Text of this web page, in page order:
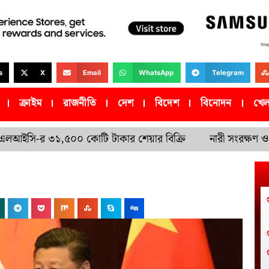
X Email WhatsApp Telegram
ক্রাইম রাজনীতি দেশ বিদেশ বিনোদন
র ৩১,৫০০ কোটি টাকার শেয়ার বিক্রি নারী সংরক্ষণ ও